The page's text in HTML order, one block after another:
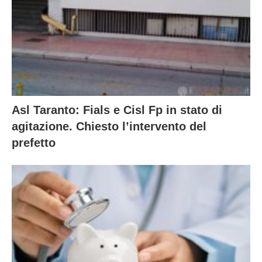
Asl Taranto: Fials e Cisl Fp in stato di
agitazione. Chiesto l’intervento del
prefetto